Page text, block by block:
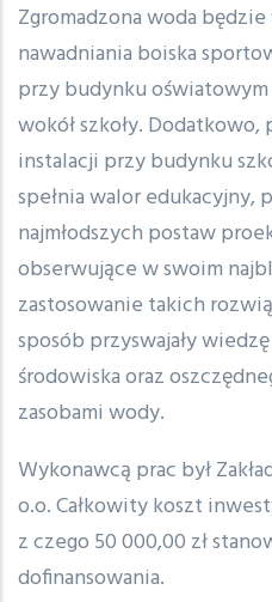
Zgromadzona woda
nawadniania boiska
przy budynku
wokół szkoły.
instalacji przy budynku
spełnia walor
najmłodszych postaw
obserwujące w swoim
zastosowanie takich
sposób przyswajały
środowiska oraz
zasobami wody.
Wykonawcą prac był
o.o. Całkowity koszt
z czego 50 000,00 zł
dofinansowania.